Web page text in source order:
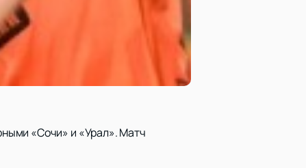
«Сочи» и «Урал». Матч